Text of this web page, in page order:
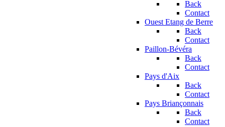
Back
Contact
Ouest Etang de Berre
Back
Contact
Paillon-Bévéra
Back
Contact
Pays d'Aix
Back
Contact
Pays Briançonnais
Back
Contact